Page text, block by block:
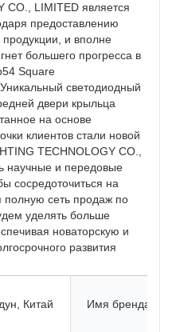
CO., LIMITED является
предоставлению
продукции, и вполне
большего прогресса в
Square
светодиодный
двери крыльца
на основе
клиентов стали новой
TECHNOLOGY CO.,
научные и передовые
сосредоточиться на
сеть продаж по
уделять больше
новаторскую и
развития
Китай Имя бренда: